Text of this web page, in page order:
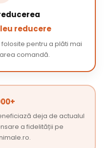
leu reducere
pentru a plăti mai
comandă.
deja de actualul
a fidelității pe